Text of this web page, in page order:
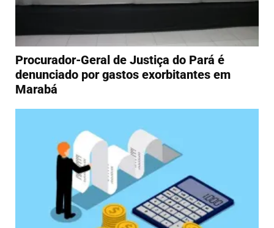
Procurador-Geral de Justiça do Pará é
denunciado por gastos exorbitantes em
Marabá